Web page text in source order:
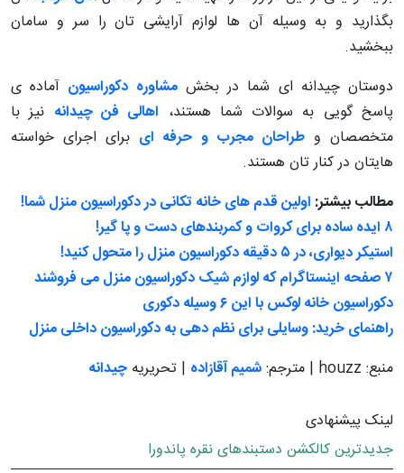
بگذارید و به وسیله آن ها لوازم آرایشی تان را سر و سامان
ببخشید.
دوستان چیدانه ای شما در بخشمشاوره دکوراسیون آماده ی
پاسخ گویی به سوالات شما هستند، اهالی فن چیدانه نیز با
متخصصان وطراحان مجرب و حرفه ای برای اجرای خواسته
هایتان در کنار تان هستند.
مطالب بیشتر: اولین قدم های خانه تکانی در دکوراسیون منزل شما!
۸ ایده ساده برای کروات و کمربندهای دست و پا گیر!
استیکر دیواری، در ۵ دقیقه دکوراسیون منزل را متحول کنید!
۷ صفحه اینستاگرام که لوازم شیک دکوراسیون منزل می فروشند
دکوراسیون خانه لوکس با این ۶ وسیله دکوری
راهنمای خرید: وسایلی برای نظم دهی به دکوراسیون داخلی منزل
منبع: houzz | مترجم:
شمیم آقازاده | تحریریه چیدانه
لینک پیشنهادی
جدیدترین کالکشن دستبندهای نقره پاندورا